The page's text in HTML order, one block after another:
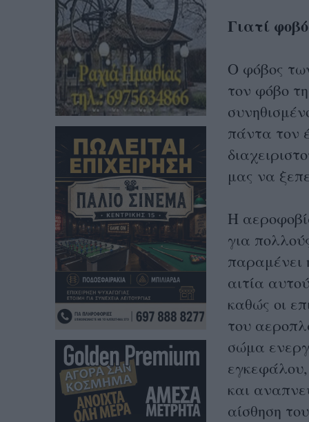
Γιατί
Ο φόβος
τον φόβο
πάντα τον
μας να
Η
για
παραμένει
αιτία
καθώς οι
του
σώμα
και
αίσθηση